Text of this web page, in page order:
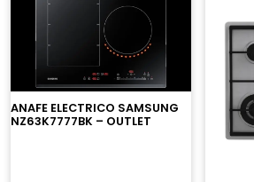
$354.000.
$294.990.
ANAFE ELECTRICO SAMSUNG
NZ63K7777BK – OUTLET
Tu carrito está
Agregá un producto y
automáticamente.